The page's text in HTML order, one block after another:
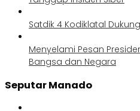
Satdik 4 Kodiklatal
Menyelami Pesan
Bangsa dan Negara
Seputar Manado